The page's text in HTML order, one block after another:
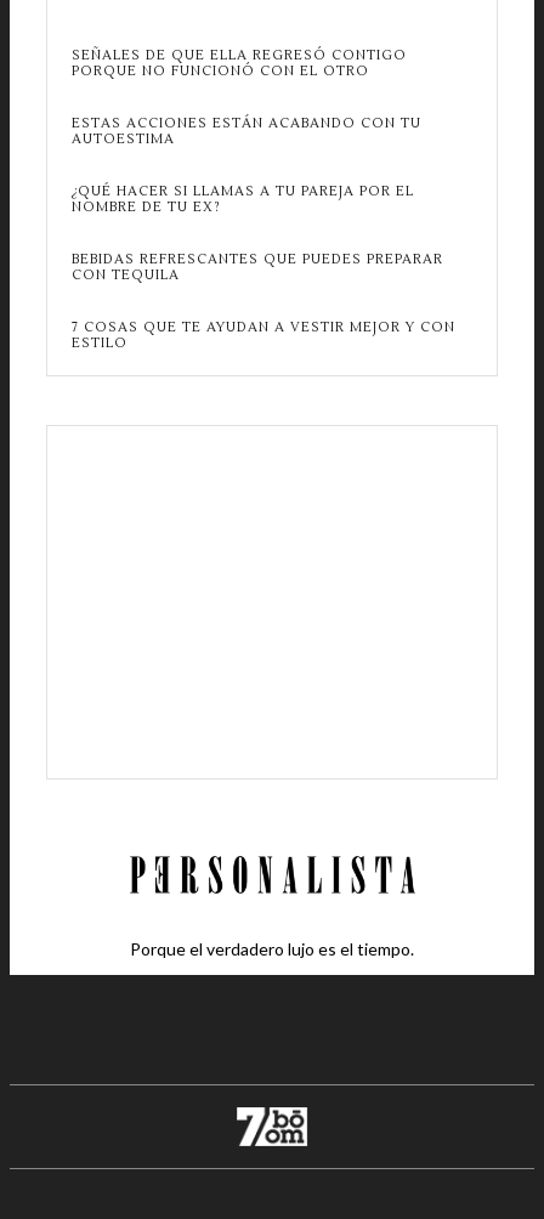
SEÑALES DE QUE ELLA REGRESÓ CONTIGO
PORQUE NO FUNCIONÓ CON EL OTRO
ESTAS ACCIONES ESTÁN ACABANDO CON TU
AUTOESTIMA
¿QUÉ HACER SI LLAMAS A TU PAREJA POR EL
NOMBRE DE TU EX?
BEBIDAS REFRESCANTES QUE PUEDES PREPARAR
CON TEQUILA
7 COSAS QUE TE AYUDAN A VESTIR MEJOR Y CON
ESTILO
Porque el verdadero lujo es el tiempo.